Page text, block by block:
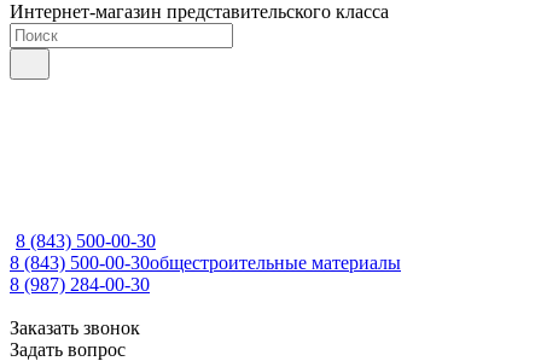
Интернет-магазин представительского класса
8 (843) 500-00-30
8 (843) 500-00-30общестроительные материалы
8 (987) 284-00-30
Заказать звонок
Задать вопрос